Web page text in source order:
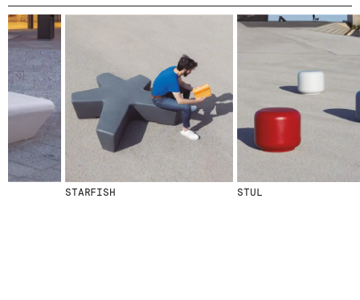
STARFISH STUL
© 2026 ESCOFET 1886 S.A.